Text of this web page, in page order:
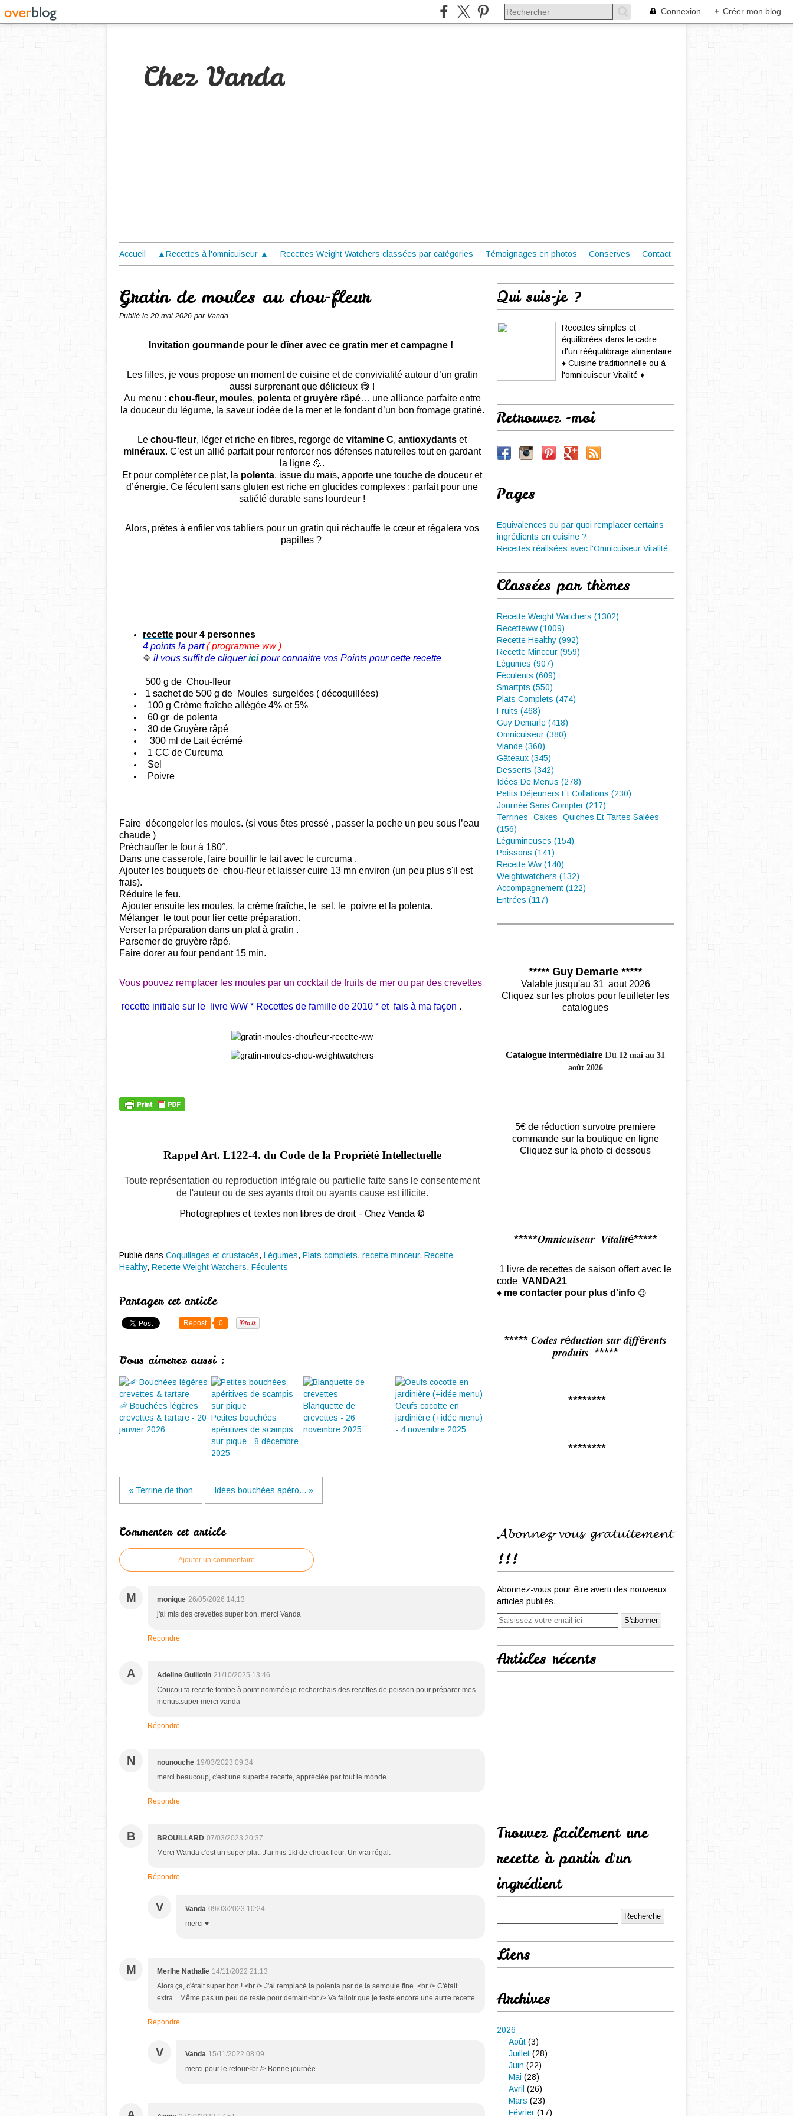
Connexion + Créer mon blog
Chez Vanda
Accueil ▲Recettes à l'omnicuiseur ▲ Recettes Weight Watchers classées par catégories Témoignages en photos Conserves Contact
Gratin de moules au chou-fleur
Publié le 20 mai 2026 par Vanda
Invitation gourmande pour le dîner avec ce gratin mer et campagne !
Les filles, je vous propose un moment de cuisine et de convivialité autour d’un gratin
aussi surprenant que délicieux 😋 !
Au menu : chou-fleur, moules, polentaetgruyère râpé… une alliance parfaite entre
la douceur du légume, la saveur iodée de la mer et le fondant d’un bon fromage gratiné.
Le chou-fleur, léger et riche en fibres, regorge de vitamine C, antioxydants et
minéraux. C’est un allié parfait pour renforcer nos défenses naturelles tout en gardant
la ligne 💪.
Et pour compléter ce plat, la polenta, issue du maïs, apporte une touche de douceur et
d’énergie. Ce féculent sans gluten est riche en glucides complexes : parfait pour une
satiété durable sans lourdeur !
Alors, prêtes à enfiler vos tabliers pour un gratin qui réchauffe le cœur et régalera vos
papilles ?
recette pour 4 personnes
4 points la part( programme ww )
🔷 il vous suffit de cliquer icipour connaitre vos Points pour cette recette
500 g de Chou-fleur
1 sachet de 500 g de Moules surgelées ( décoquillées)
100 g Crème fraîche allégée 4% et 5%
60 gr de polenta
30 de Gruyère râpé
300 ml de Lait écrémé
1 CC de Curcuma
Sel
Poivre
Faire décongeler les moules. (si vous êtes pressé , passer la poche un peu sous l’eau
chaude )
Préchauffer le four à 180°.
Dans une casserole, faire bouillir le lait avec le curcuma .
Ajouter les bouquets de chou-fleur et laisser cuire 13 mn environ (un peu plus s'il est
frais).
Réduire le feu.
Ajouter ensuite les moules, la crème fraîche, le sel, le poivre et la polenta.
Mélanger le tout pour lier cette préparation.
Verser la préparation dans un plat à gratin .
Parsemer de gruyère râpé.
Faire dorer au four pendant 15 min.
Vous pouvez remplacer les moules par un cocktail de fruits de mer ou par des crevettes
recette initiale sur le livre WW * Recettes de famille de 2010 * et fais à ma façon .
Rappel Art. L122-4. du Code de la Propriété Intellectuelle
Toute représentation ou reproduction intégrale ou partielle faite sans le consentement
de l'auteur ou de ses ayants droit ou ayants cause est illicite.
Photographies et textes non libres de droit - Chez Vanda ©
Publié dans Coquillages et crustacés, Légumes, Plats complets, recette minceur, Recette
Healthy, Recette Weight Watchers, Féculents
Partager cet article
Repost 0
Vous aimerez aussi :
🦐 Bouchées légères
crevettes & tartare - 20
janvier 2026
Petites bouchées
apéritives de scampis
sur pique - 8 décembre
2025
Blanquette de
crevettes - 26
novembre 2025
Oeufs cocotte en
jardinière (+idée menu)
- 4 novembre 2025
« Terrine de thon Idées bouchées apéro... »
Commenter cet article
Ajouter un commentaire
M monique 26/05/2026 14:13
j'ai mis des crevettes super bon. merci Vanda
Répondre
A Adeline Guillotin 21/10/2025 13:46
Coucou ta recette tombe à point nommée.je recherchais des recettes de poisson pour préparer mes
menus.super merci vanda
Répondre
N nounouche 19/03/2023 09:34
merci beaucoup, c'est une superbe recette, appréciée par tout le monde
Répondre
B BROUILLARD 07/03/2023 20:37
Merci Wanda c'est un super plat. J'ai mis 1kl de choux fleur. Un vrai régal.
Répondre
V Vanda 09/03/2023 10:24
merci ♥
M Merlhe Nathalie 14/11/2022 21:13
Alors ça, c'était super bon ! <br /> J'ai remplacé la polenta par de la semoule fine. <br /> C'était
extra... Même pas un peu de reste pour demain<br /> Va falloir que je teste encore une autre recette
Répondre
V Vanda 15/11/2022 08:09
merci pour le retour<br /> Bonne journée
Qui suis-je ?
Recettes simples et
équilibrées dans le cadre
d'un rééquilibrage alimentaire
♦ Cuisine traditionnelle ou à
l'omnicuiseur Vitalité ♦
Retrouvez -moi
Pages
Equivalences ou par quoi remplacer certains
ingrédients en cuisine ?
Recettes réalisées avec l'Omnicuiseur Vitalité
Classées par thèmes
Recette Weight Watchers (1302)
Recetteww (1009)
Recette Healthy (992)
Recette Minceur (959)
Légumes (907)
Féculents (609)
Smartpts (550)
Plats Complets (474)
Fruits (468)
Guy Demarle (418)
Omnicuiseur (380)
Viande (360)
Gâteaux (345)
Desserts (342)
Idées De Menus (278)
Petits Déjeuners Et Collations (230)
Journée Sans Compter (217)
Terrines- Cakes- Quiches Et Tartes Salées
(156)
Légumineuses (154)
Poissons (141)
Recette Ww (140)
Weightwatchers (132)
Accompagnement (122)
Entrées (117)
***** Guy Demarle *****
Valable jusqu'au 31 aout 2026
Cliquez sur les photos pour feuilleter les
catalogues
Catalogue intermédiaire Du 12 mai au 31
août 2026
5€ de réduction survotre premiere
commande sur la boutique en ligne
Cliquez sur la photo ci dessous
*****𝑶𝒎𝒏𝒊𝒄𝒖𝒊𝒔𝒆𝒖𝒓 𝑽𝒊𝒕𝒂𝒍𝒊𝒕é*****
1 livre de recettes de saison offertavec le
code VANDA21
♦ me contacter pour plus d'info 😉
***** 𝑪𝒐𝒅𝒆𝒔 𝒓é𝒅𝒖𝒄𝒕𝒊𝒐𝒏 𝒔𝒖𝒓 𝒅𝒊𝒇𝒇é𝒓𝒆𝒏𝒕𝒔
𝒑𝒓𝒐𝒅𝒖𝒊𝒕𝒔 *****
********
********
𝓐𝓫𝓸𝓷𝓷𝓮𝔃-𝓿𝓸𝓾𝓼 𝓰𝓻𝓪𝓽𝓾𝓲𝓽𝓮𝓶𝓮𝓷𝓽
!!!
Abonnez-vous pour être averti des nouveaux
articles publiés.
Articles récents
Trouvez facilement une
recette à partir d'un
ingrédient
Liens
Archives
2026
Août (3)
Juillet (28)
Juin (22)
Mai (28)
Avril (26)
Mars (23)
Février (17)